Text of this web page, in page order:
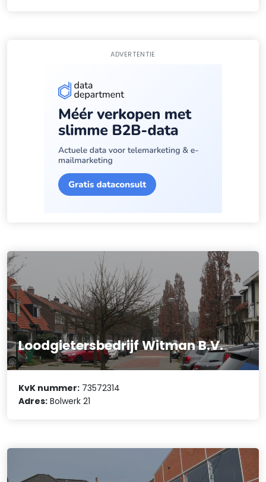
ADVERTENTIE
Loodgietersbedrijf Witman B.V.
KvK nummer: 73572314
Adres: Bolwerk 21